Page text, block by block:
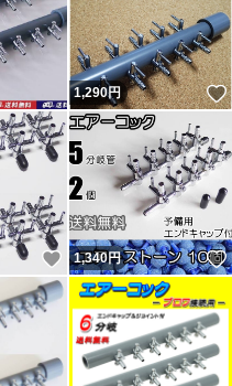
他で購入してください。
で発送と設定して出品
翌日発送とならない場合
しなかったから「気分
どちらでもない 評価し
ておきます。
1,290円
いいね！
1,340円